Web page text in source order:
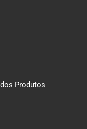
dos Produtos